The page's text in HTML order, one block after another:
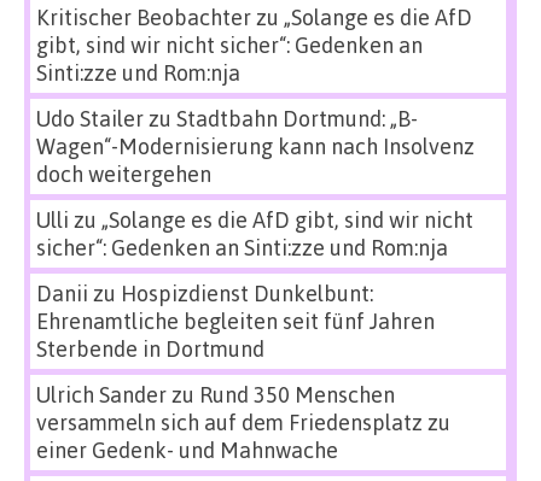
Kritischer Beobachterzu „Solange es die AfD
gibt, sind wir nicht sicher“: Gedenken an
Sinti:zze und Rom:nja
Udo Stailerzu Stadtbahn Dortmund: „B-
Wagen“-Modernisierung kann nach Insolvenz
doch weitergehen
Ulli zu „Solange es die AfD gibt, sind wir nicht
sicher“: Gedenken an Sinti:zze und Rom:nja
Danii zu Hospizdienst Dunkelbunt:
Ehrenamtliche begleiten seit fünf Jahren
Sterbende in Dortmund
Ulrich Sanderzu Rund 350 Menschen
versammeln sich auf dem Friedensplatz zu
einer Gedenk- und Mahnwache